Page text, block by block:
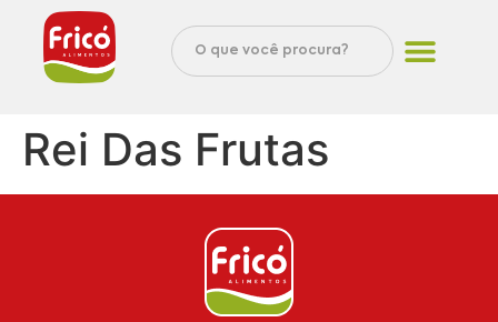
Rei Das Frutas